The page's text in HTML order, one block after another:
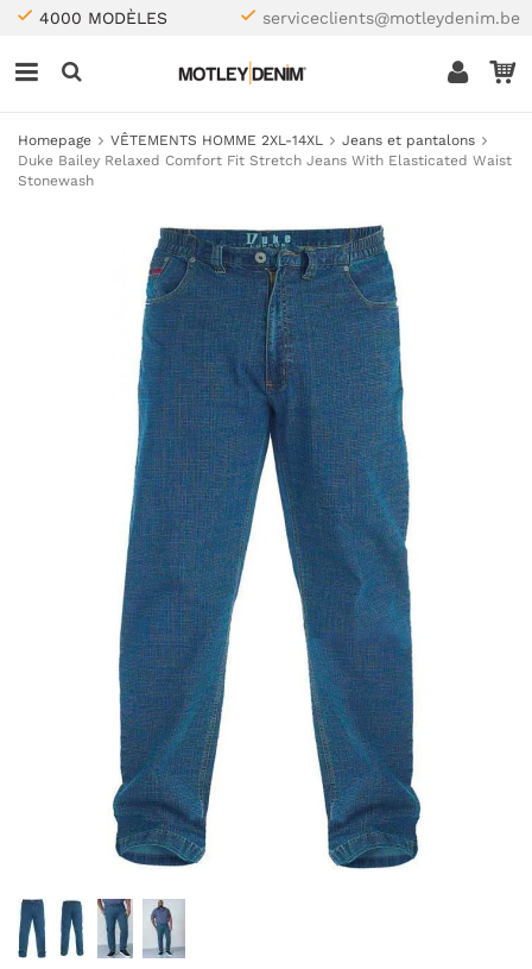
4000 MODÈLES serviceclients@motleydenim.be
Homepage VÊTEMENTS HOMME 2XL-14XL
Jeans et pantalons
Duke Bailey Relaxed Comfort Fit Stretch Jeans With Elasticated Waist
Stonewash